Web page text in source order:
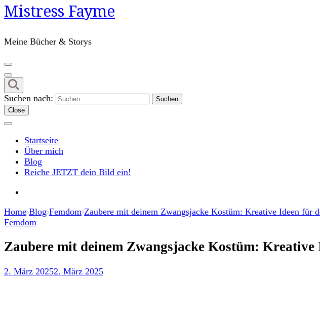
Mistress Fayme
Meine Bücher & Storys
Suchen nach:
Close
Startseite
Über mich
Blog
Reiche JETZT dein Bild ein!
Home Blog Femdom Zaubere mit deinem Zwangsjacke Kostüm: Kreative Ideen für
Femdom
Zaubere mit deinem Zwangsjacke Kostüm:
2. März 20252. März 2025